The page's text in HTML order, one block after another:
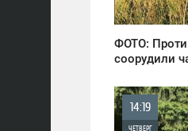
ФОТО:
соорудили
14:19
ЧЕТВЕРГ